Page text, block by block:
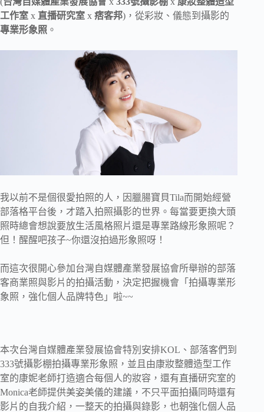
工作室 x 直播研究室 x 痞客邦)，從彩妝、儀態到攝影的
專業形象照 。
我以前不是個很愛拍照的人，因臘腸寶貝Tila而開始經營
部落格平台後，才踏入拍照攝影的世界。每當要更換大頭
照時總會想說要放生活風格照片還是專業路線形象照呢？
但！醒醒吧孩子~你還沒拍過形象照呀！
而這次很開心參加台灣自媒體產業發展協會所舉辦的部落
客商業照與影片的拍攝活動，決定把握機會「拍攝專業形
象照，強化個人品牌特色」啦~~
本次台灣自媒體產業發展協會特別安排KOL、部落客們到
333號攝影棚拍攝專業形象照，並且由康妝整體造型工作
室的康妮老師打造適合每個人的妝容，還有直播研究室的
Monica老師提供美姿美儀的建議，不只平面拍攝同時還有
影片的自我介紹，一整天的拍攝與錄影，也朝強化個人品